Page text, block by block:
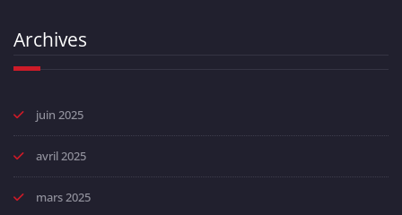
Archives
juin 2025
avril 2025
mars 2025